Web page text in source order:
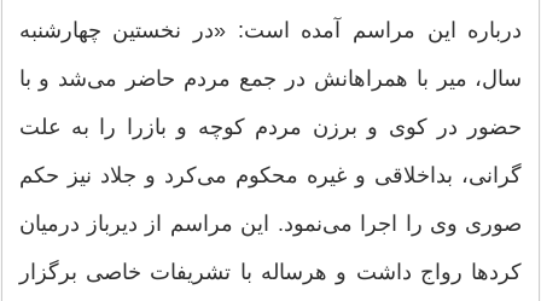
درباره این مراسم آمده است: «در نخستین چهارشنبه
سال،‌ میر با همراهانش در جمع مردم حاضر می‌شد و با
حضور در کوی و برزن مردم کوچه و بازرا را به علت
گرانی، ‌بداخلاقی و غیره محکوم می‌کرد و جلاد نیز حکم
صوری وی را اجرا می‌نمود. این مراسم از دیرباز درمیان
کردها رواج داشت و هرساله با تشریفات خاصی برگزار